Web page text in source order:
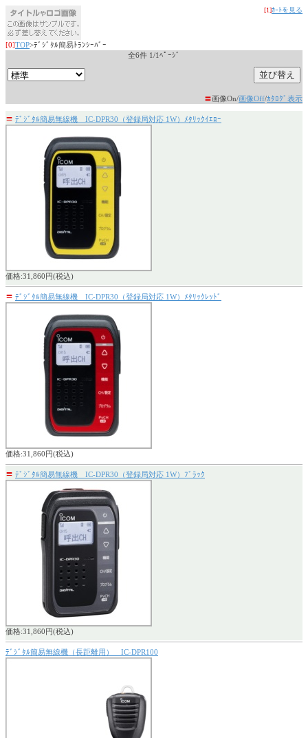
[1]ｶｰﾄを見る
[0]TOP>ﾃﾞｼﾞﾀﾙ簡易ﾄﾗﾝｼｰﾊﾞｰ
全6件 1/1ﾍﾟｰｼﾞ
〓画像On/画像Off/ｶﾀﾛｸﾞ表示
〓 ﾃﾞｼﾞﾀﾙ簡易無線機 IC-DPR30（登録局対応 1W）ﾒﾀﾘｯｸｲｴﾛｰ
価格:31,860円(税込)
〓 ﾃﾞｼﾞﾀﾙ簡易無線機 IC-DPR30（登録局対応 1W）ﾒﾀﾘｯｸﾚｯﾄﾞ
価格:31,860円(税込)
〓 ﾃﾞｼﾞﾀﾙ簡易無線機 IC-DPR30（登録局対応 1W）ﾌﾞﾗｯｸ
価格:31,860円(税込)
ﾃﾞｼﾞﾀﾙ簡易無線機（長距離用） IC-DPR100